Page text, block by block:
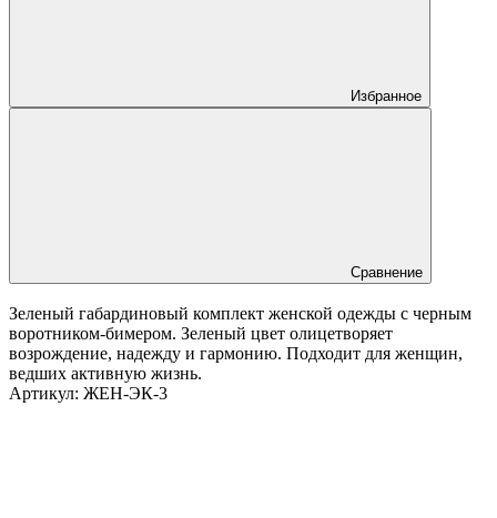
Избранное
Сравнение
Зеленый габардиновый комплект женской одежды с черным
воротником-бимером. Зеленый цвет олицетворяет
возрождение, надежду и гармонию. Подходит для женщин,
ведших активную жизнь.
Артикул: ЖЕН-ЭК-3